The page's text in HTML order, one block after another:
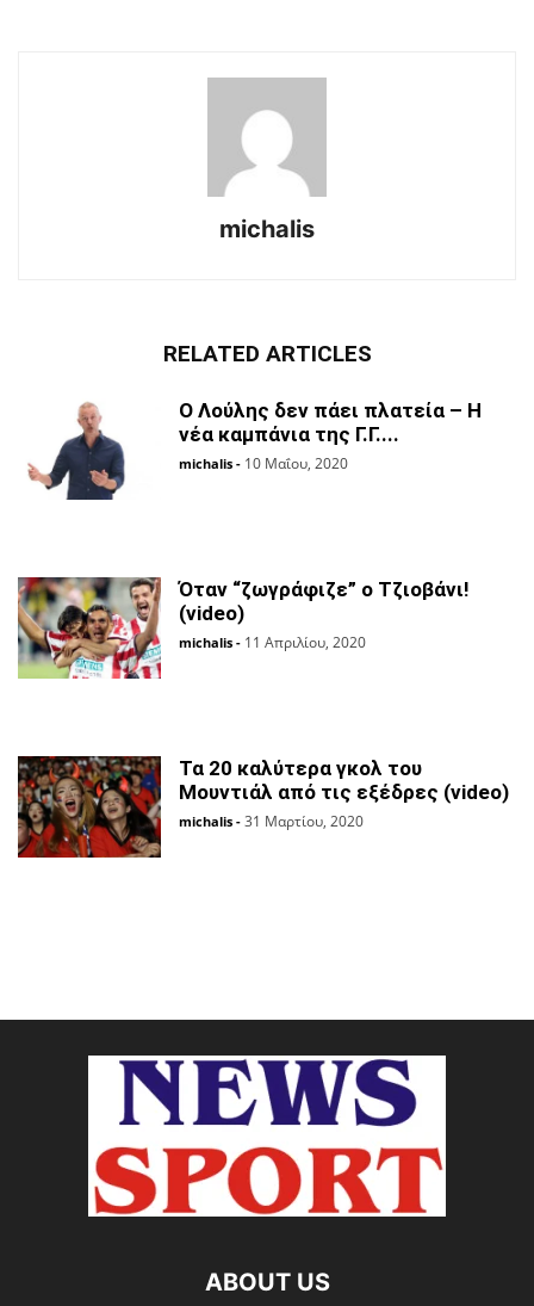
michalis
RELATED ARTICLES
Ο Λούλης δεν πάει πλατεία – H
νέα καμπάνια της Γ.Γ....
michalis - 10 Μαΐου, 2020
Όταν “ζωγράφιζε” ο Τζιοβάνι!
(video)
michalis - 11 Απριλίου, 2020
Τα 20 καλύτερα γκολ του
Μουντιάλ από τις εξέδρες (video)
michalis - 31 Μαρτίου, 2020
ABOUT US